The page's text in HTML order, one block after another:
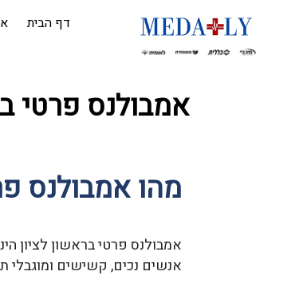
דף הבית
אמבולנס פרטי
מהו אמבולנס
אמבולנס פרטי בראשון לציון
אנשים נכים, קשישים ומוגבלי